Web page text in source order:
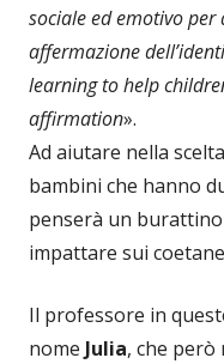
sociale ed emotivo
affermazione
learning to help
affirmation».
Ad aiutare nella
bambini che hanno
penserà un
impattare sui
Il professore in
nome Julia, che